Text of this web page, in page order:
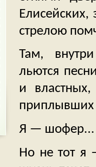
стрелою
Там,
льются
и
приплывших
Я — шофер...
Но не тот я